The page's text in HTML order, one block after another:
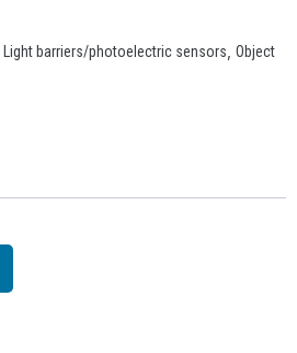
Light barriers/photoelectric sensors Object